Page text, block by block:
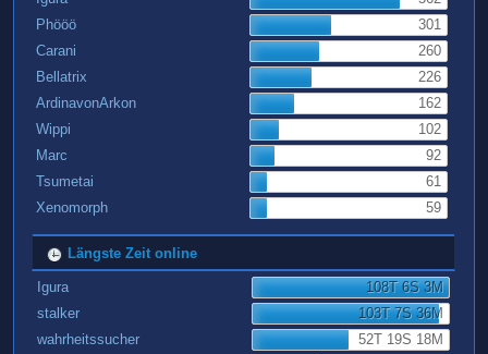
Phööö
301
Carani
260
Bellatrix
226
ArdinavonArkon
162
Wippi
102
Marc
92
Tsumetai
61
Xenomorph
59
Längste Zeit online
Igura
108T 6S 3M
stalker
103T 7S 36M
wahrheitssucher
52T 19S 18M